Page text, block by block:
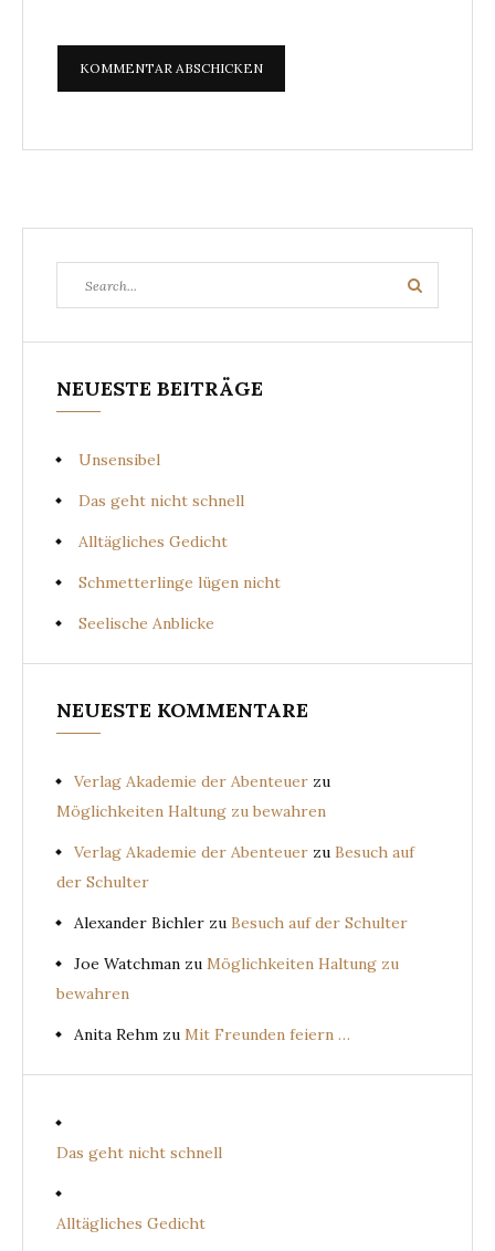
for:
Search
NEUESTE BEITRÄGE
Unsensibel
Das geht nicht schnell
Alltägliches Gedicht
Schmetterlinge lügen nicht
Seelische Anblicke
NEUESTE KOMMENTARE
Verlag Akademie der Abenteuer zu
Möglichkeiten Haltung zu bewahren
Verlag Akademie der Abenteuer zu Besuch auf
der Schulter
Alexander Bichler zu Besuch auf der Schulter
Joe Watchman zu Möglichkeiten Haltung zu
bewahren
Anita Rehm zu Mit Freunden feiern …
Das geht nicht schnell
Alltägliches Gedicht